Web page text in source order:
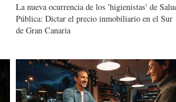
La nueva ocurrencia de los 'higienistas' de
Pública: Dictar el precio inmobiliario en el Sur
de Gran Canaria